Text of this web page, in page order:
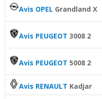
Avis OPEL Grandland X
Avis PEUGEOT 3008 2
Avis PEUGEOT 5008 2
Avis RENAULT Kadjar